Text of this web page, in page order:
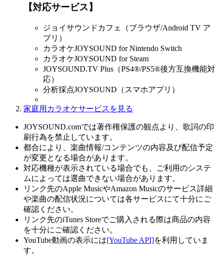
【対応サービス】
ジョイサウンドカフェ（ブラウザ/Android TV ア
プリ）
カラオケJOYSOUND for Nintendo Switch
カラオケJOYSOUND for Steam
JOYSOUND.TV Plus（PS4®/PS5®後方互換機能対
応）
分析採点JOYSOUND（スマホアプリ）
家庭用カラオケサービスを見る
JOYSOUND.comでは著作権保護の観点より、歌詞の印
刷行為を禁止しています。
都合により、楽曲情報/コンテンツの内容及び配信予定
が変更となる場合があります。
対応機種が表示されている場合でも、ご利用のシステ
ムによっては選曲できない場合があります。
リンク先のApple MusicやAmazon Musicのサービス詳細
や楽曲の配信状況については各サービスにて十分にご
確認ください。
リンク先のiTunes Storeでご購入される際は商品の内容
を十分にご確認ください。
YouTube動画の表示には[YouTube API]を利用していま
す。